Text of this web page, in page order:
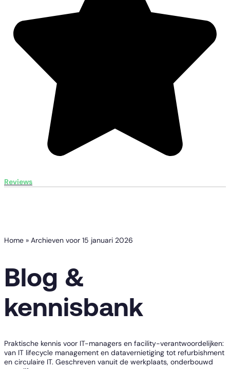
Reviews
Home » Archieven voor 15 januari 2026
Blog &
kennisbank
Praktische kennis voor IT-managers en facility-verantwoordelijken:
van IT lifecycle management en datavernietiging tot refurbishment
en circulaire IT. Geschreven vanuit de werkplaats, onderbouwd